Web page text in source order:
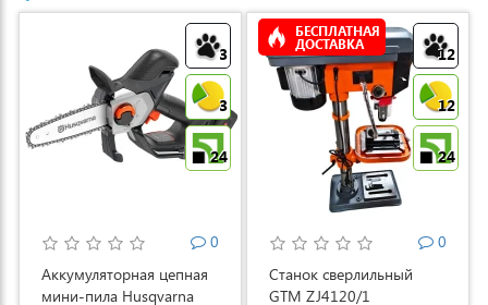
3
3
24
0
Аккумуляторная цепная
мини-пила Husqvarna
12
12
24
БЕСПЛАТНАЯ
ДОСТАВКА
0
Станок сверлильный
GTM ZJ4120/1